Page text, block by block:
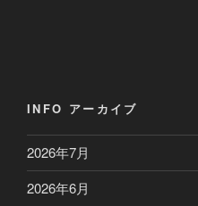
INFO アーカイブ
2026年7月
2026年6月